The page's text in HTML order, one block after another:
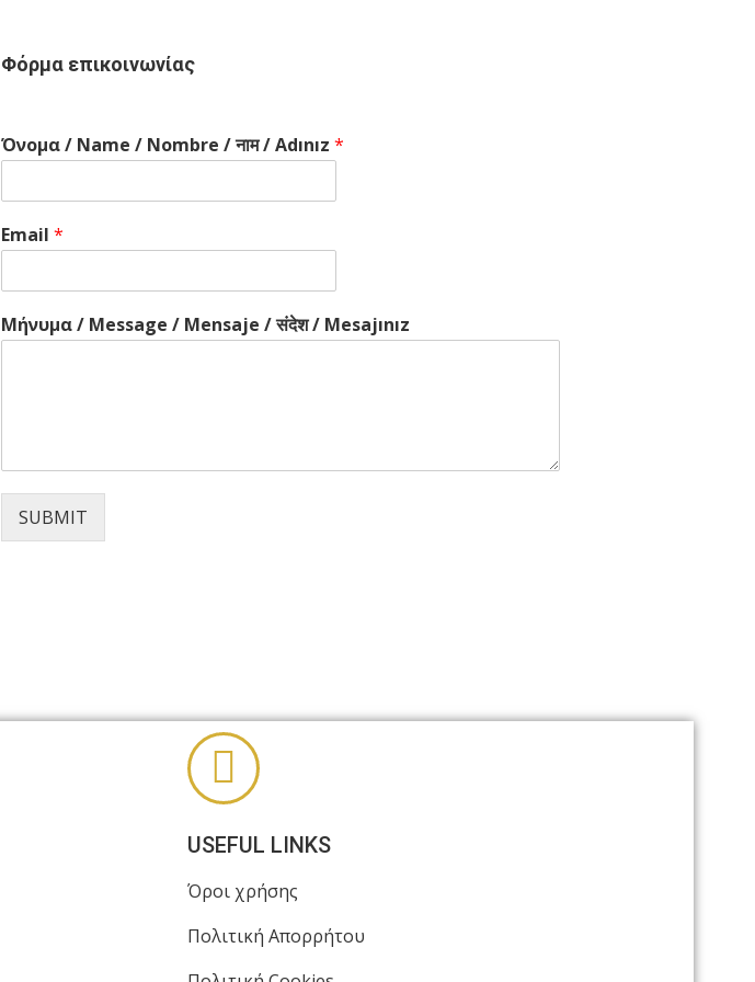
Φόρμα επικοινωνίας
Όνομα / Name / Nombre / नाम / Adınız *
Email *
Μήνυμα / Message / Mensaje / संदेश / Mesajınız
SUBMIT
USEFUL LINKS
Όροι χρήσης
Πολιτική Απορρήτου